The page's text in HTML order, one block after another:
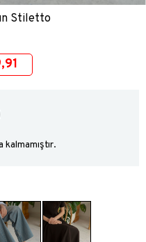
Stiletto
kalmamıştır.